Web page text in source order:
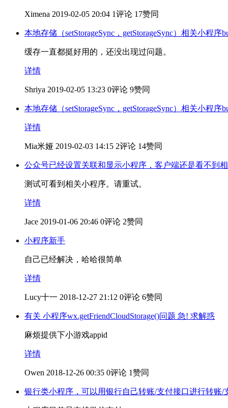
Ximena 2019-02-05 20:04 1评论 17赞同
本地存储（setStorageSync，getStorageSync）相关小程序
缓存一直都挺好用的，还没出现过问题。
详情
Shriya 2019-02-05 13:23 0评论 9赞同
本地存储（setStorageSync，getStorageSync）相关小程序
详情
Mia米娅 2019-02-03 14:15 2评论 14赞同
公众号已经设置关联和显示小程序，客户端还是看不到
测试可看到相关小程序。请重试。
详情
Jace 2019-01-06 20:46 0评论 2赞同
小程序新手
自己已经解决，哈哈很简单
详情
Lucy十一 2018-12-27 21:12 0评论 6赞同
有关 小程序wx.getFriendCloudStorage()问题 急! 求解惑
麻烦提供下小游戏appid
详情
Owen 2018-12-26 00:35 0评论 1赞同
银行类小程序，可以用银行自己转账/支付接口进行转账/